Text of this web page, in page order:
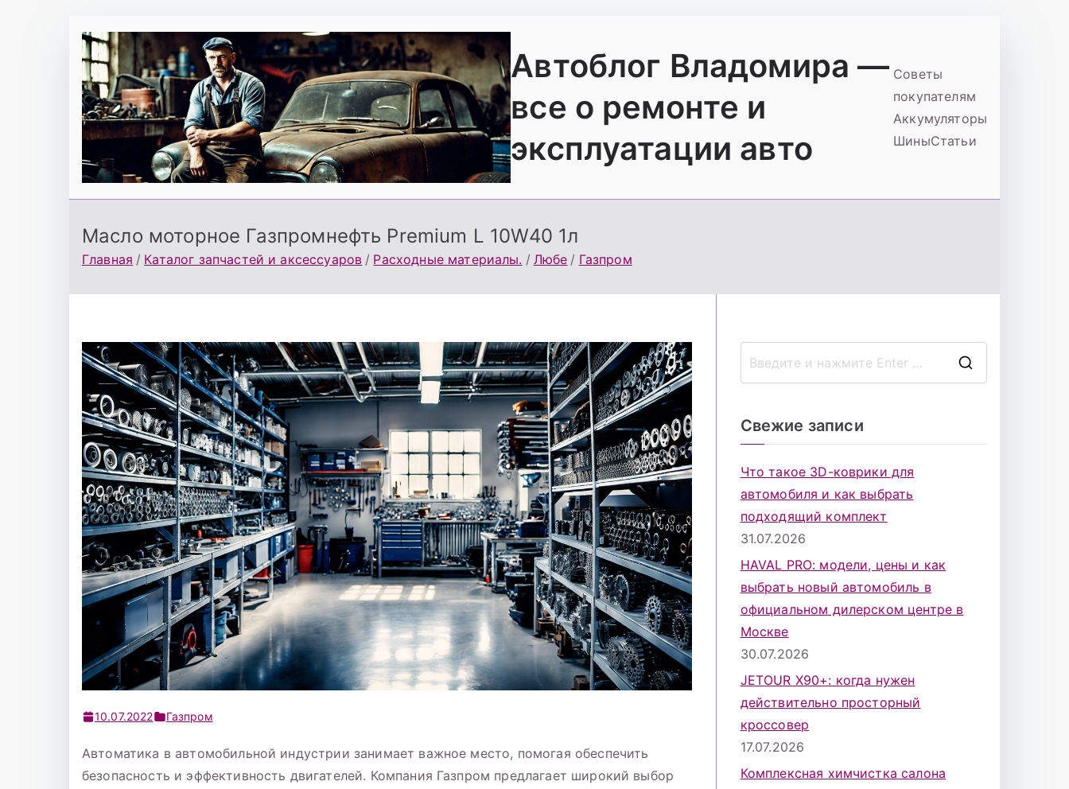
содержимому
Автоблог Владомира —
все о ремонте и
эксплуатации авто
Советы
покупателям
Аккумуляторы
ШиныСтатьи
Масло моторное Газпромнефть Premium L 10W40 1л
Главная Каталог запчастей и аксессуаров Расходные материалы. Любе Газпром
10.07.2022 Газпром
Автоматика в автомобильной индустрии занимает важное место, помогая обеспечить
безопасность и эффективность двигателей. Компания Газпром предлагает широкий выбор
Свежие записи
Что такое 3D-коврики для
автомобиля и как выбрать
подходящий комплект
31.07.2026
HAVAL PRO: модели, цены и как
выбрать новый автомобиль в
официальном дилерском центре в
Москве
30.07.2026
JETOUR X90+: когда нужен
действительно просторный
кроссовер
17.07.2026
Комплексная химчистка салона